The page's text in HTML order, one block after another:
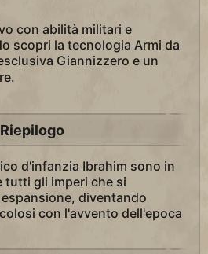
con abilità militari e
scopri la tecnologia Armi da
Giannizzero e un
Riepilogo
d'infanzia Ibrahim sono in
tutti gli imperi che si
diventando
con l'avvento dell'epoca